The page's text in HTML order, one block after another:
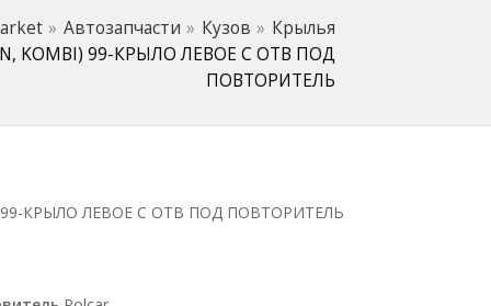
Автозапчасти Кузов
Крылья
KOMBI) 99-КРЫЛО ЛЕВОЕ С ОТВ ПОД
ПОВТОРИТЕЛЬ
99-КРЫЛО ЛЕВОЕ С ОТВ ПОД ПОВТОРИТЕЛЬ